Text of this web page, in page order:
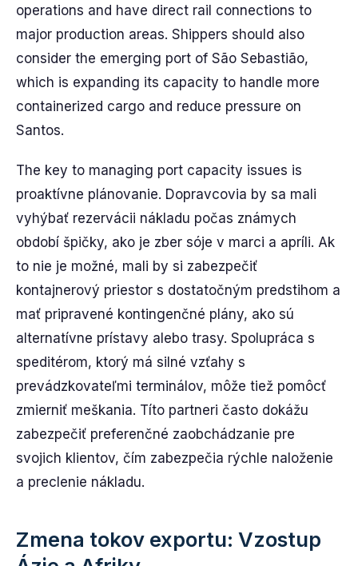
operations and have direct rail connections to
major production areas. Shippers should also
consider the emerging port of São Sebastião,
which is expanding its capacity to handle more
containerized cargo and reduce pressure on
Santos.
The key to managing port capacity issues is
proaktívne plánovanie. Dopravcovia by sa mali
vyhýbať rezervácii nákladu počas známych
období špičky, ako je zber sóje v marci a apríli. Ak
to nie je možné, mali by si zabezpečiť
kontajnerový priestor s dostatočným predstihom a
mať pripravené kontingenčné plány, ako sú
alternatívne prístavy alebo trasy. Spolupráca s
speditérom, ktorý má silné vzťahy s
prevádzkovateľmi terminálov, môže tiež pomôcť
zmierniť meškania. Títo partneri často dokážu
zabezpečiť preferenčné zaobchádzanie pre
svojich klientov, čím zabezpečia rýchle naloženie
a preclenie nákladu.
Zmena tokov exportu: Vzostup